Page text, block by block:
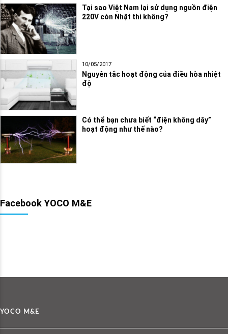
Tại sao Việt Nam lại sử dụng nguồn điện
220V còn Nhật thì không?
10/05/2017
Nguyên tắc hoạt động của điều hòa nhiệt
độ
Có thể bạn chưa biết “điện không dây”
hoạt động như thế nào?
Facebook YOCO M&E
YOCO M&E